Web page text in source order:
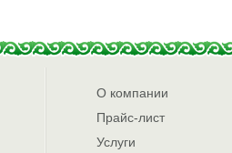
О компании
Прайс-лист
Услуги